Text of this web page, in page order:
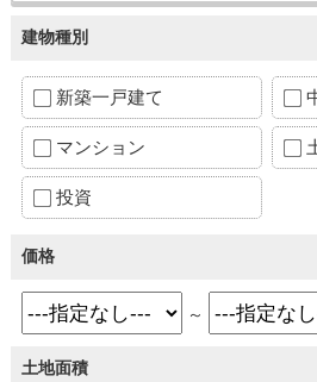
建物種別
新築一戸建て
マンション
投資
価格
～
土地面積